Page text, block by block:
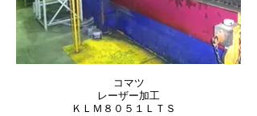
コマツ
レーザー加工
ＫＬＭ８０５１ＬＴＳ